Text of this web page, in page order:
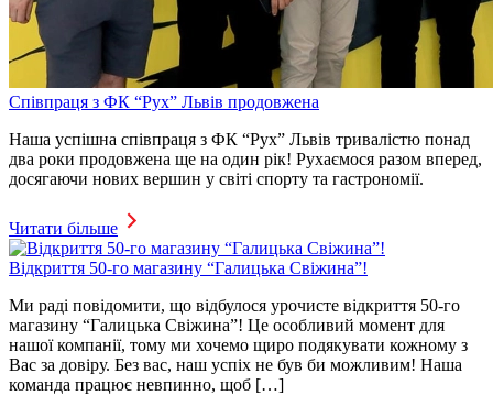
Cпівпраця з ФК “Рух” Львів продовжена
Наша успішна співпраця з ФК “Рух” Львів тривалістю понад
два роки продовжена ще на один рік! Рухаємося разом вперед,
досягаючи нових вершин у світі спорту та гастрономії.
Читати більше
Відкриття 50-го магазину “Галицька Свіжина”!
Ми раді повідомити, що відбулося урочисте відкриття 50-го
магазину “Галицька Свіжина”! Це особливий момент для
нашої компанії, тому ми хочемо щиро подякувати кожному з
Вас за довіру. Без вас, наш успіх не був би можливим! Наша
команда працює невпинно, щоб […]